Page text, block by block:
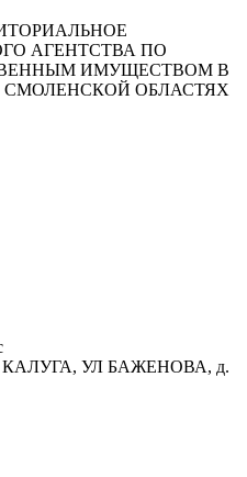
АГЕНТСТВА ПО
ИМУЩЕСТВОМ В
ОБЛАСТЯХ
УЛ БАЖЕНОВА, д.